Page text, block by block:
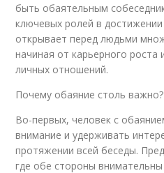
быть обаятельным
ключевых ролей в
открывает перед людьми
начиная от карьерного роста
личных отношений.
Почему обаяние столь важно?
Во-первых, человек с
внимание и удерживать
протяжении всей беседы.
где обе стороны